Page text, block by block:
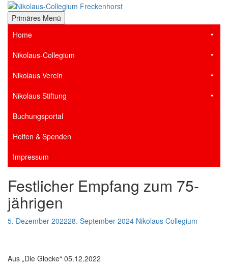
Zum
Inhalt
springen
Nikolaus-Collegium
Freckenhorst
der Stiftsstadt Freckenhorst e.V.
Primäres Menü
Home
Nikolaus-Collegium
Nikolaus Verein
Nikolaus Stiftung
Buchungsportal
Helfen & Spenden
Impressum
Festlicher Empfang zum 75-
jährigen
5. Dezember 202228. September 2024 Nikolaus Collegium
Aus „Die Glocke“ 05.12.2022